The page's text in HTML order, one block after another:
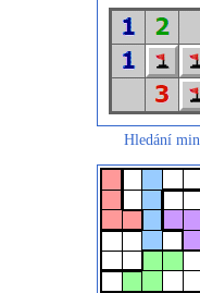
Hledání min